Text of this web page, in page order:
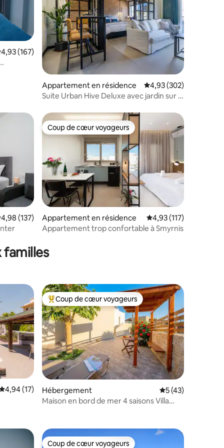
: 4,97 sur 5
moyenne sur la base de 167 commentaires : 4,93 sur 5
4,93 (167)
Appartement en résidence Évaluation moyenne
4,93 (302)
Suite Urban Hive Deluxe avec jardin sur le
: 4,92 sur 5
appréciés
moyenne sur la base de 137 commentaires : 4,98 sur 5
4,98 (137)
Coup de cœur voyageurs
Coup de cœur voyageurs
Appartement en résidence Évaluation moyenne
4,93 (117)
Appartement trop confortable à Smyrnis
familles
: 5 sur 5
moyenne sur la base de 17 commentaires : 4,94 sur 5
4,94 (17)
Coups de cœur voyageurs les plus appréciés
Coup de cœur voyageurs
Hébergement Évaluation
5 (43)
Maison en bord de mer 4 saisons Villa
Coup de cœur voyageurs